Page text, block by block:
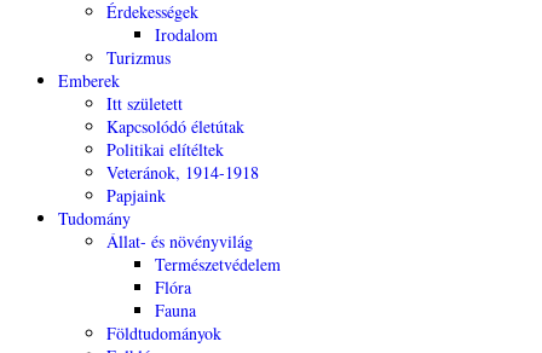
Érdekességek
Irodalom
Turizmus
Emberek
Itt született
Kapcsolódó életútak
Politikai elítéltek
Veteránok, 1914-1918
Papjaink
Tudomány
Állat- és növényvilág
Természetvédelem
Flóra
Fauna
Földtudományok